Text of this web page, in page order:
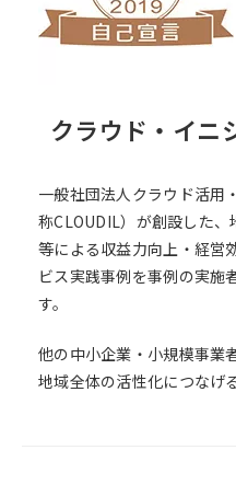
クラウド・イニ
一般社団法人クラウド活用
称CLOUDIL）が創設した
等による収益力向上・経営
ビス実践事例を事例の実施
す。
他の中小企業・小規模事業
地域全体の活性化につなげ